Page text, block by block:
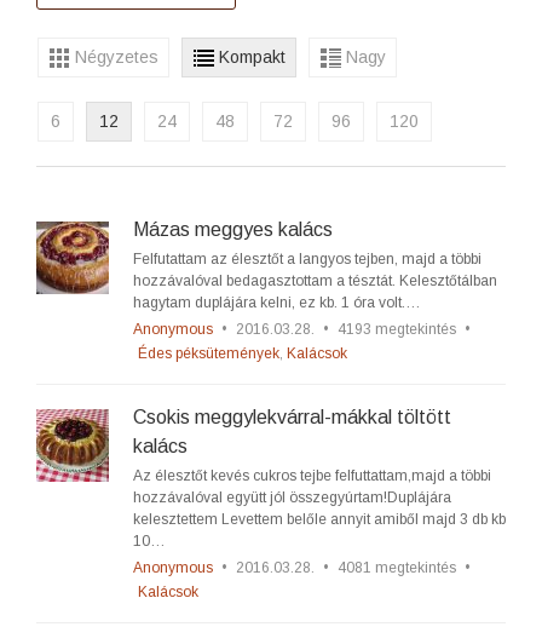
Négyzetes Kompakt Nagy
6 12 24 48 72 96 120
Mázas meggyes kalács
Felfutattam az élesztőt a langyos tejben, majd a többi
hozzávalóval bedagasztottam a tésztát. Kelesztőtálban
hagytam duplájára kelni, ez kb. 1 óra volt.…
Anonymous • 2016.03.28. • 4193 megtekintés •
Édes péksütemények, Kalácsok
Csokis meggylekvárral-mákkal töltött
kalács
Az élesztőt kevés cukros tejbe felfuttattam,majd a többi
hozzávalóval együtt jól összegyúrtam!Duplájára
kelesztettem Levettem belőle annyit amiből majd 3 db kb
10…
Anonymous • 2016.03.28. • 4081 megtekintés •
Kalácsok